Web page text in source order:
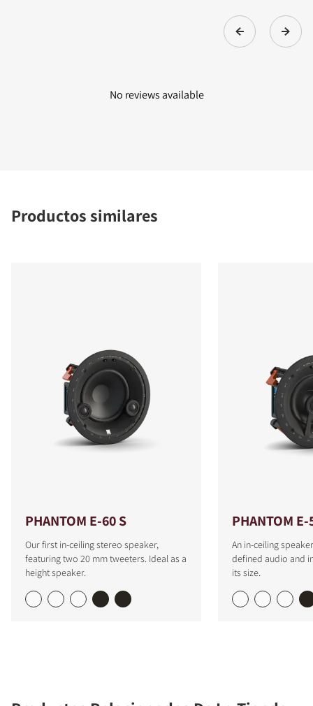
No reviews available
Productos similares
PHANTOM E-60 S
Our first in-ceiling stereo speaker,
featuring two 20 mm tweeters. Ideal as a
height speaker.
PHANTOM E-
An in-ceiling
defined audio and
its size.